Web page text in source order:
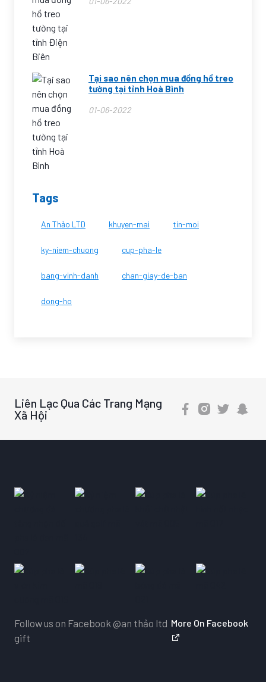
Tại sao nên chọn mua đồng hồ treo
tường tại tỉnh Hoà Bình
01-06-2022
Tags
An Thảo LTD khuyen-mai tin-moi
ky-niem-chuong cup-pha-le
bang-vinh-danh chan-giay-de-ban
dong-ho
Liên Lạc Qua Các Trang Mạng
Xã Hội
Follow us on Facebook @an thảo ltd
gift
More On Facebook